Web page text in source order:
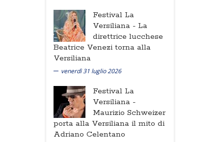
Festival La
Versiliana - La
direttrice lucchese
Beatrice Venezi torna alla
Versiliana
venerdì 31 luglio 2026
Festival La
Versiliana -
Maurizio Schweizer
porta alla Versiliana il mito di
Adriano Celentano